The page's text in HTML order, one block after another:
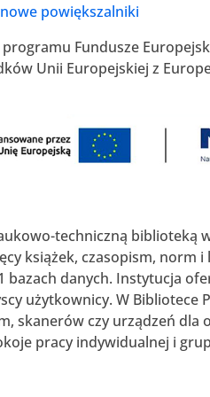
powiększalniki
Fundusze
Unii Europejskiej z
techniczną biblioteką
książek, czasopism,
bazach danych. Instytucja
użytkownicy. W Bibliotece
skanerów czy urządzeń dla
pracy indywidualnej i